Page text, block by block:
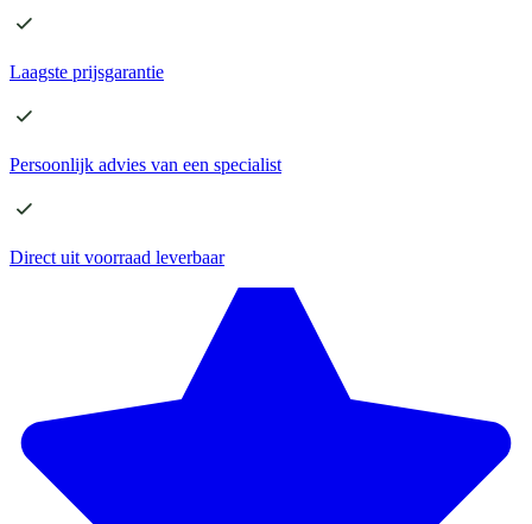
Laagste prijsgarantie
Persoonlijk advies van een specialist
Direct uit voorraad leverbaar